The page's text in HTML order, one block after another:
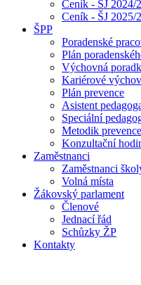
Ceník - ŠJ 2024/
Ceník - ŠJ 2025/
ŠPP
Poradenské
Plán
Výchovná
Kariérové
Plán prevence
Asistent
Speciální
Metodik prevence
Konzultační
Zaměstnanci
Zaměstnanci
Volná místa
Žákovský parlament
Členové
Jednací řád
Schůzky ŽP
Kontakty